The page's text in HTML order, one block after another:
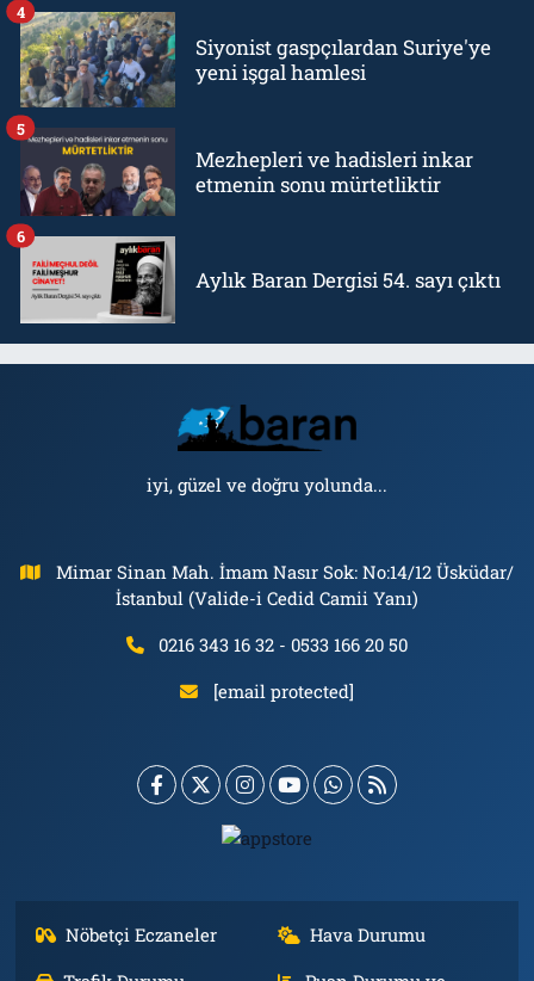
Siyonist gaspçılardan Suriye'ye
yeni işgal hamlesi
4
Mezhepleri ve hadisleri inkar
etmenin sonu mürtetliktir
5
Aylık Baran Dergisi 54. sayı çıktı
6
iyi, güzel ve doğru yolunda...
Mimar Sinan Mah. İmam Nasır Sok: No:14/12 Üsküdar/
İstanbul (Valide-i Cedid Camii Yanı)
0216 343 16 32 - 0533 166 20 50
[email protected]
Nöbetçi Eczaneler
Hava Durumu